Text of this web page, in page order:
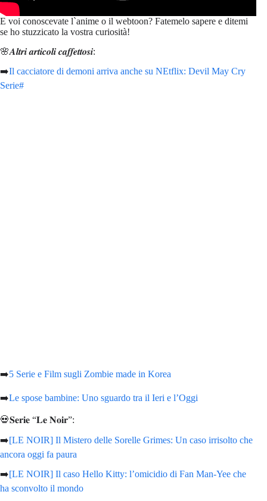
E voi conoscevate l`anime o il webtoon? Fatemelo sapere e ditemi
se ho stuzzicato la vostra curiosità!
🌸𝑨𝒍𝒕𝒓𝒊 𝒂𝒓𝒕𝒊𝒄𝒐𝒍𝒊 𝒄𝒂𝒇𝒇𝒆𝒕𝒕𝒐𝒔𝒊:
➡️Il cacciatore di demoni arriva anche su NEtflix: Devil May Cry
Serie#
➡️5 Serie e Film sugli Zombie made in Korea
➡️Le spose bambine: Uno sguardo tra il Ieri e l’Oggi
💀𝐒𝐞𝐫𝐢𝐞 “𝐋𝐞 𝐍𝐨𝐢𝐫”:
➡️[LE NOIR] Il Mistero delle Sorelle Grimes: Un caso irrisolto che
ancora oggi fa paura
➡️[LE NOIR] Il caso Hello Kitty: l’omicidio di Fan Man-Yee che
ha sconvolto il mondo